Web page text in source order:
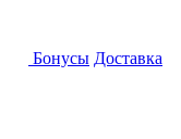
Бонусы Доставка